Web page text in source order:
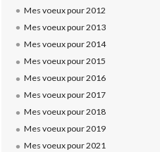
Mes voeux pour 2012
Mes voeux pour 2013
Mes voeux pour 2014
Mes voeux pour 2015
Mes voeux pour 2016
Mes voeux pour 2017
Mes voeux pour 2018
Mes voeux pour 2019
Mes voeux pour 2021